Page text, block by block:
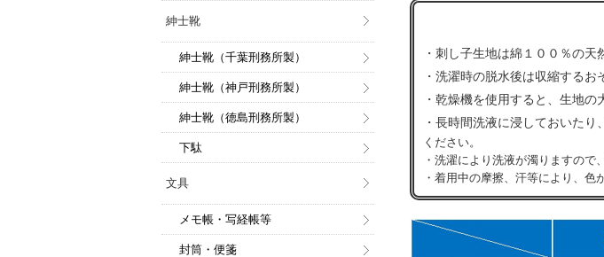
・刺し子生地は綿１００％の
・洗濯時の脱水後は収縮する
・乾燥機を使用すると、生地の
・長時間洗液に浸しておいた
ください。
・洗濯により洗液が濁りますので
・着用中の摩擦、汗等により、色
紳士靴
紳士靴（千葉刑務所製）
紳士靴（神戸刑務所製）
紳士靴（徳島刑務所製）
下駄
文具
メモ帳・写経帳等
封筒・便箋